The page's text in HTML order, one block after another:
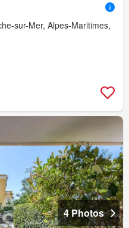
sur-Mer, Alpes-Maritimes,
4 Photos